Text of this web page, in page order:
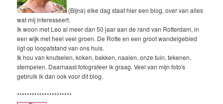
(Bijna) elke dag staat hier een blog, over van alles
wat mij interesseert.
Ik woon met Leo al meer dan 50 jaar aan de rand van Rotterdam, in
een wijk met heel veel groen. De Rotte en een groot wandelgebied
ligt op loopafstand van ons huis.
Ik hou van knutselen, koken, bakken, naaien, onze tuin, tekenen,
stempelen. Daarnaast fotografeer ik graag. Veel van mijn foto's
gebruik ik dan ook voor dit blog.
**********************